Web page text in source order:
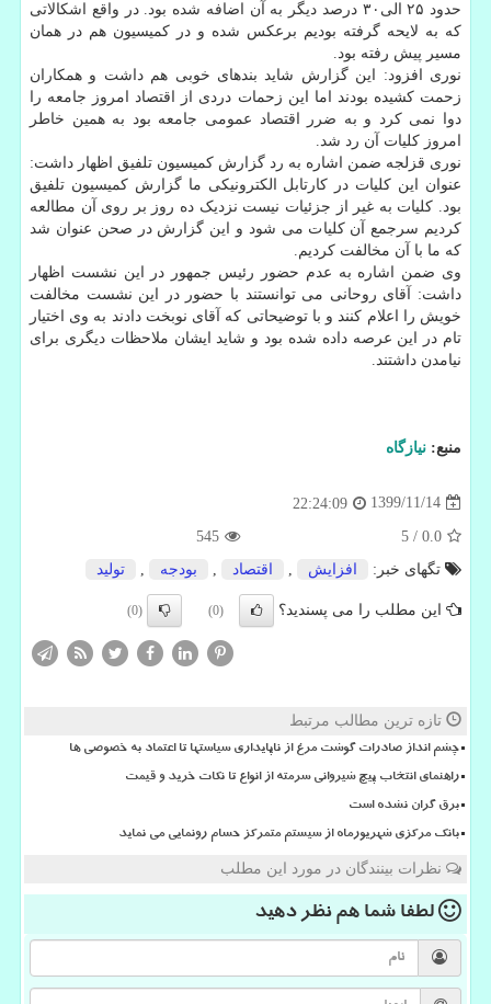
حدود ۲۵ الی۳۰ درصد دیگر به آن اضافه شده بود. در واقع اشکالاتی
که به لایحه گرفته بودیم برعکس شده و در کمیسیون هم در همان
مسیر پیش رفته بود.
نوری افزود: این گزارش شاید بندهای خوبی هم داشت و همکاران
زحمت کشیده بودند اما این زحمات دردی از اقتصاد امروز جامعه را
دوا نمی کرد و به ضرر اقتصاد عمومی جامعه بود به همین خاطر
امروز کلیات آن رد شد.
نوری قزلجه ضمن اشاره به رد گزارش کمیسیون تلفیق اظهار داشت:
عنوان این کلیات در کارتابل الکترونیکی ما گزارش کمیسیون تلفیق
بود. کلیات به غیر از جزئیات نیست نزدیک ده روز بر روی آن مطالعه
کردیم سرجمع آن کلیات می شود و این گزارش در صحن عنوان شد
که ما با آن مخالفت کردیم.
وی ضمن اشاره به عدم حضور رئیس جمهور در این نشست اظهار
داشت: آقای روحانی می توانستند با حضور در این نشست مخالفت
خویش را اعلام کنند و با توضیحاتی که آقای نوبخت دادند به وی اختیار
تام در این عرصه داده شده بود و شاید ایشان ملاحظات دیگری برای
نیامدن داشتند.
منبع: نیازگاه
1399/11/14
22:24:09
0.0
/
5
545
تگهای خبر:
افزایش اقتصاد بودجه تولید
این مطلب را می پسندید؟ (0)
(0)
تازه ترین مطالب مرتبط
چشم انداز صادرات گوشت مرغ از ناپایداری سیاستها تا اعتماد به خصوصی ها
راهنمای انتخاب پیچ شیروانی سرمته از انواع تا نکات خرید و قیمت
برق گران نشده است
بانک مرکزی شهریورماه از سیستم متمرکز حسام رونمایی می نماید
نظرات بینندگان در مورد این مطلب
لطفا شما همنظر دهید